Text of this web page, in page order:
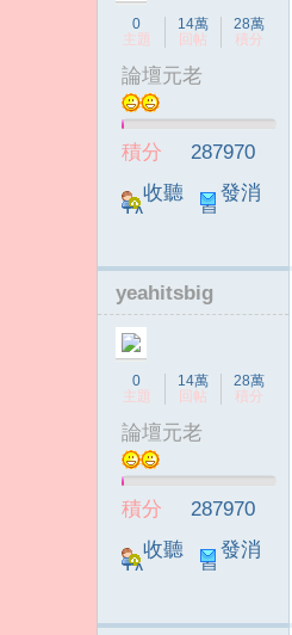
0
主題
14萬
回帖
28萬
積分
論壇元老
積分
287970
收聽
TA
發消
息
yeahitsbig
0
主題
14萬
回帖
28萬
積分
論壇元老
積分
287970
收聽
TA
發消
息